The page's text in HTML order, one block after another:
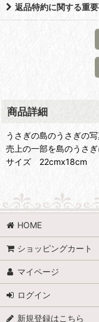
返品特約に関する重
商品詳細
うさぎの島のうさぎの
売上の一部を島のうさ
サイズ 22cmx18cm
HOME
ショッピングカート
マイページ
ログイン
新規登録はこちら